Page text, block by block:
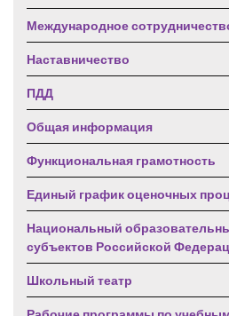
Международное
Наставничество
ПДД
Общая информация
Функциональная грамотность
Единый график оценочных
Национальный
субъектов Российской
Школьный театр